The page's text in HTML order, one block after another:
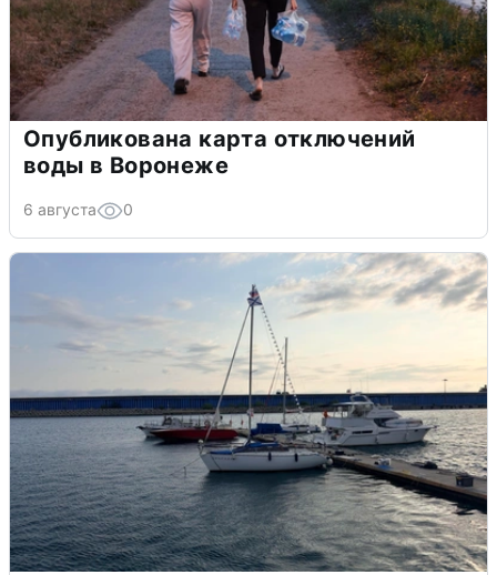
Опубликована карта отключений
воды в Воронеже
6 августа 0